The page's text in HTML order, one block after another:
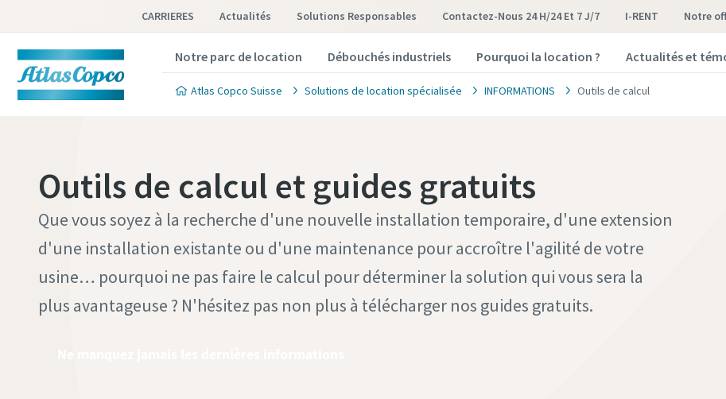
CARRIERES Actualités Solutions Responsables Contactez-Nous 24 H/24 Et 7 J/7 I-RENT notre
Notre parc de location Débouchés industriels Pourquoi la location ? Actualités et
Atlas Copco Suisse Solutions de location spécialisée INFORMATIONS Outils de calcul
Outils de calcul et guides gratuits
Que vous soyez à la recherche d'une nouvelle installation temporaire, d'une extension
d'une installation existante ou d'une maintenance pour accroître l'agilité de votre
usine… pourquoi ne pas faire le calcul pour déterminer la solution qui vous sera la
plus avantageuse ? N'hésitez pas non plus à télécharger nos guides gratuits.